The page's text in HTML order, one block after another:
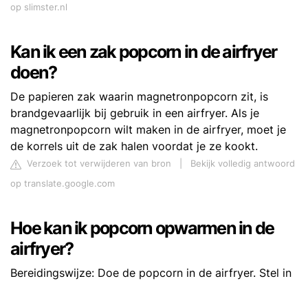
op slimster.nl
Kan ik een zak popcorn in de airfryer
doen?
De papieren zak waarin magnetronpopcorn zit, is
brandgevaarlijk bij gebruik in een airfryer. Als je
magnetronpopcorn wilt maken in de airfryer, moet je
de korrels uit de zak halen voordat je ze kookt.
Verzoek tot verwijderen van bron
Bekijk volledig antwoord
op translate.google.com
Hoe kan ik popcorn opwarmen in de
airfryer?
Bereidingswijze: Doe de popcorn in de airfryer. Stel in